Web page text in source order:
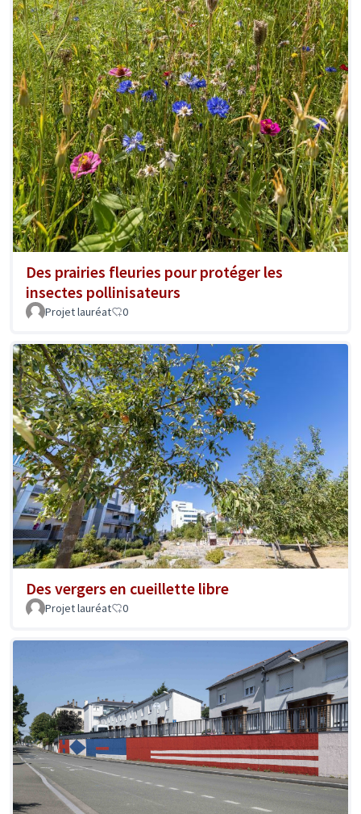
Des prairies fleuries pour protéger les
insectes pollinisateurs
Projet lauréat 0
Des vergers en cueillette libre
Projet lauréat 0